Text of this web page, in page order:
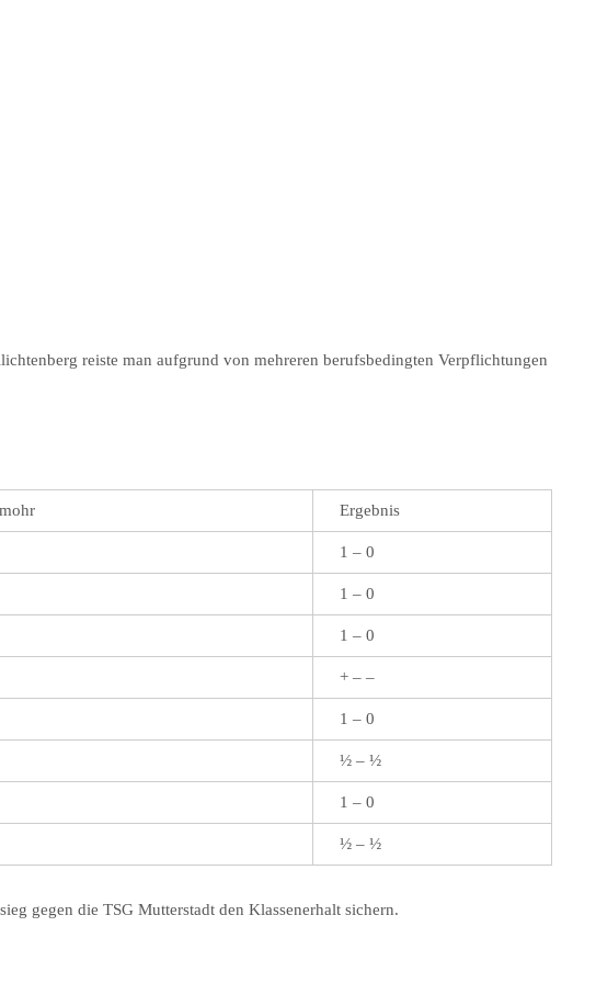
reiste man aufgrund von mehreren berufsbedingten Verpflichtungen
Ergebnis
1 – 0
1 – 0
1 – 0
+ – –
1 – 0
½ – ½
1 – 0
½ – ½
gegen die TSG Mutterstadt den Klassenerhalt sichern.